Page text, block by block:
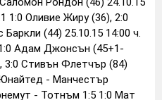
1:0 Оливие Жиру (36), 2:0
(44) 25.10.15 14:00 ч.
Адам Джонсън (45+1-
3:0 Стивън Флетчър (84)
- Манчестър
- Тотнъм 1:5 1:0 Мат